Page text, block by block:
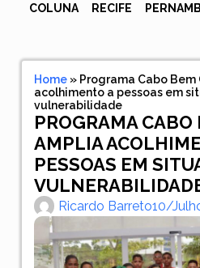
COLUNA RECIFE
Home» Programa Cabo
acolhimento a pessoas em
vulnerabilidade
PROGRAMA CABO
AMPLIA
PESSOAS EM
Ricardo Barreto10/